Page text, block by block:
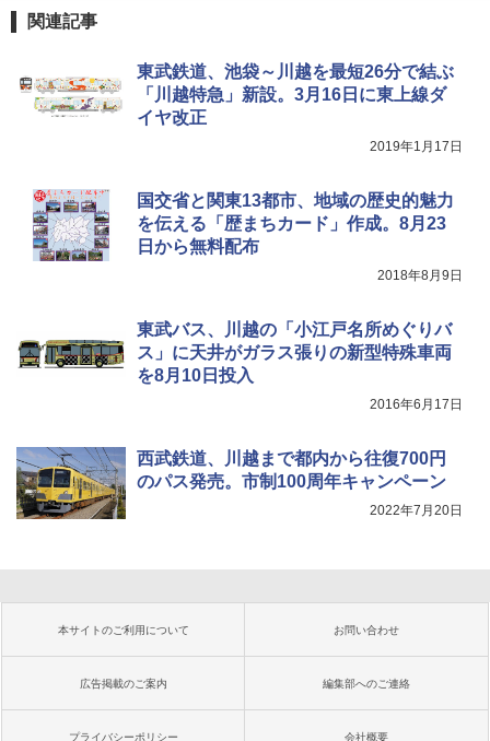
関連記事
東武鉄道、池袋～川越を最短26分で結ぶ
「川越特急」新設。3月16日に東上線ダ
イヤ改正
2019年1月17日
国交省と関東13都市、地域の歴史的魅力
を伝える「歴まちカード」作成。8月23
日から無料配布
2018年8月9日
東武バス、川越の「小江戸名所めぐりバ
ス」に天井がガラス張りの新型特殊車両
を8月10日投入
2016年6月17日
西武鉄道、川越まで都内から往復700円
のパス発売。市制100周年キャンペーン
2022年7月20日
本サイトのご利用について お問い合わせ
広告掲載のご案内 編集部へのご連絡
プライバシーポリシー 会社概要